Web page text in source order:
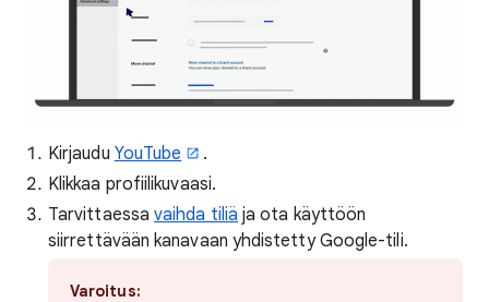
Kirjaudu YouTube
.
Klikkaa profiilikuvaasi.
Tarvittaessavaihda tiliä ja ota käyttöön
siirrettävään kanavaan yhdistetty Google-tili.
Varoitus: